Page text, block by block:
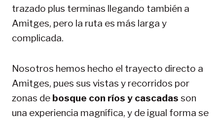
trazado plus terminas llegando también a
Amitges, pero la ruta es más larga y
complicada.
Nosotros hemos hecho el trayecto directo a
Amitges, pues sus vistas y recorridos por
zonas de bosque con ríos y cascadas son
una experiencia magnífica, y de igual forma se